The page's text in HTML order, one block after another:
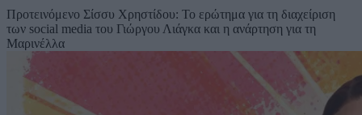
Προτεινόμενο Σίσσυ Χρηστίδου: Το ερώτημα για τη διαχείριση
των social media του Γιώργου Λιάγκα και η ανάρτηση για τη
Μαρινέλλα